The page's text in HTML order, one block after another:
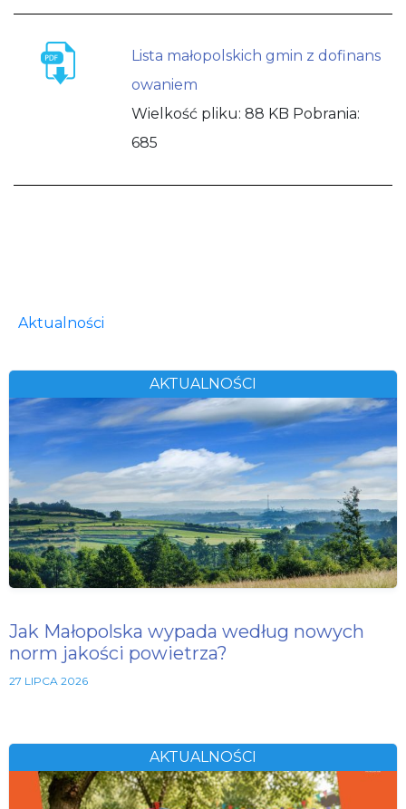
Lista małopolskich gmin z dofinans
owaniem
Wielkość pliku: 88 KB Pobrania:
685
Aktualności
AKTUALNOŚCI
Jak Małopolska wypada według nowych
norm jakości powietrza?
27 LIPCA 2026
AKTUALNOŚCI